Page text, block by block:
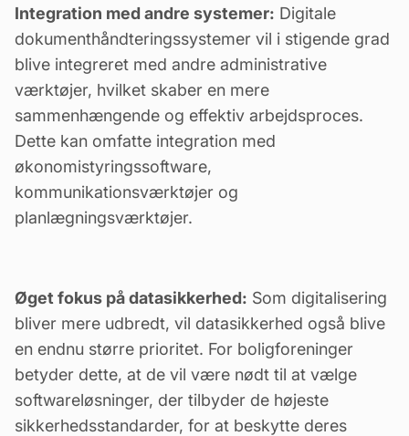
Integration med andre systemer: Digitale
dokumenthåndteringssystemer vil i stigende grad
blive integreret med andre administrative
værktøjer, hvilket skaber en mere
sammenhængende og effektiv arbejdsproces.
Dette kan omfatte integration med
økonomistyringssoftware,
kommunikationsværktøjer og
planlægningsværktøjer.
Øget fokus på datasikkerhed: Som digitalisering
bliver mere udbredt, vil datasikkerhed også blive
en endnu større prioritet. For boligforeninger
betyder dette, at de vil være nødt til at vælge
softwareløsninger, der tilbyder de højeste
sikkerhedsstandarder, for at beskytte deres